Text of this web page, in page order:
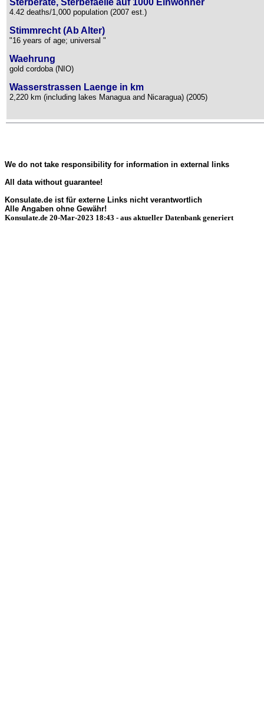
Sterberate, Sterbefaelle auf 1000 Einwohner
4.42 deaths/1,000 population (2007 est.)
Stimmrecht (Ab Alter)
"16 years of age; universal "
Waehrung
gold cordoba (NIO)
Wasserstrassen Laenge in km
2,220 km (including lakes Managua and Nicaragua) (2005)
We do not take responsibility for information in external links
All data without guarantee!
Konsulate.de ist für externe Links nicht verantwortlich
Alle Angaben ohne Gewähr!
Konsulate.de 20-Mar-2023 18:43 - aus aktueller Datenbank generiert